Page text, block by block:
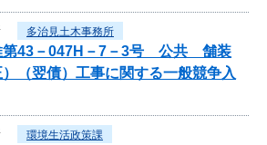
多治見土木事務所
第43－047H－7－3号 公共 舗装
（翌債）工事に関する一般競争入
環境生活政策課